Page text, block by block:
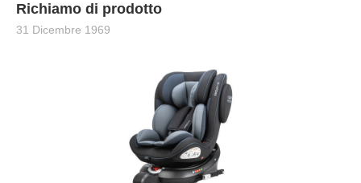
Richiamo di prodotto
31 Dicembre 1969